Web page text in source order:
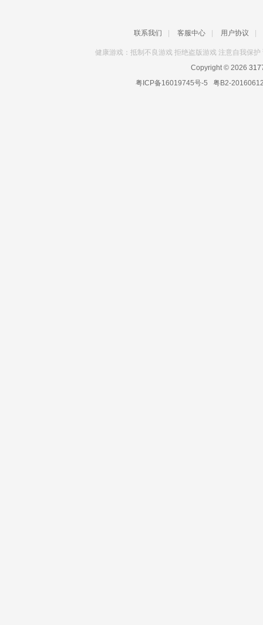
联系我们 客服中心 用户协议
健康游戏：抵制不良游戏 拒绝盗版游戏 注意自我保
Copyright © 2026
粤ICP备16019745号-5 粤B2-